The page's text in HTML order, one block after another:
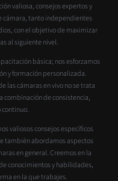
valiosa, consejos expertos y
cámara, tanto independientes
con el objetivo de maximizar
al siguiente nivel.
básica; nos esforzamos
y formación personalizada.
las cámaras en vivo no se trata
combinación de consistencia,
continuo.
valiosos consejos específicos
también abordamos aspectos
en general. Creemos en la
conocimientos y habilidades,
en la que trabajes.